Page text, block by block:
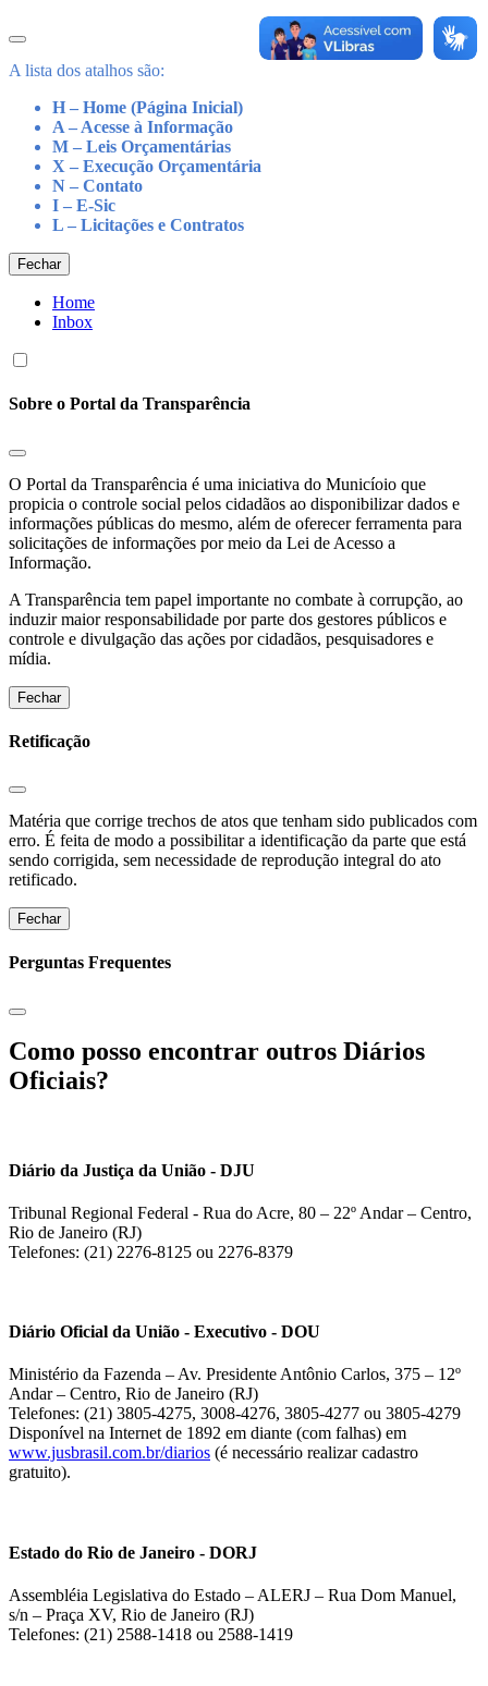
A lista dos atalhos são:
H – Home (Página Inicial)
A – Acesse à Informação
M – Leis Orçamentárias
X – Execução Orçamentária
N – Contato
I – E-Sic
L – Licitações e Contratos
Fechar
Home
Inbox
Sobre o Portal da Transparência
O Portal da Transparência é uma iniciativa do Municíoio que
propicia o controle social pelos cidadãos ao disponibilizar dados e
informações públicas do mesmo, além de oferecer ferramenta para
solicitações de informações por meio da Lei de Acesso a
Informação.
A Transparência tem papel importante no combate à corrupção, ao
induzir maior responsabilidade por parte dos gestores públicos e
controle e divulgação das ações por cidadãos, pesquisadores e
mídia.
Fechar
Retificação
Matéria que corrige trechos de atos que tenham sido publicados com
erro. É feita de modo a possibilitar a identificação da parte que está
sendo corrigida, sem necessidade de reprodução integral do ato
retificado.
Fechar
Perguntas Frequentes
Como posso encontrar outros Diários
Oficiais?
Diário da Justiça da União - DJU
Tribunal Regional Federal - Rua do Acre, 80 – 22º Andar – Centro,
Rio de Janeiro (RJ)
Telefones: (21) 2276-8125 ou 2276-8379
Diário Oficial da União - Executivo - DOU
Ministério da Fazenda – Av. Presidente Antônio Carlos, 375 – 12º
Andar – Centro, Rio de Janeiro (RJ)
Telefones: (21) 3805-4275, 3008-4276, 3805-4277 ou 3805-4279
Disponível na Internet de 1892 em diante (com falhas) em
www.jusbrasil.com.br/diarios (é necessário realizar cadastro
gratuito).
Estado do Rio de Janeiro - DORJ
Assembléia Legislativa do Estado – ALERJ – Rua Dom Manuel,
s/n – Praça XV, Rio de Janeiro (RJ)
Telefones: (21) 2588-1418 ou 2588-1419